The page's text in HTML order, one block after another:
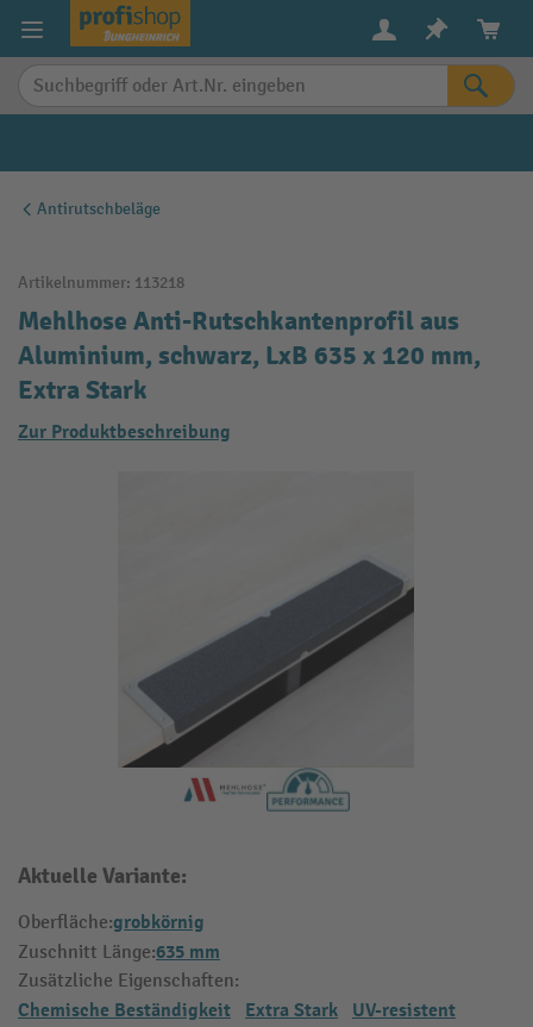
springen
Antirutschbeläge
Artikelnummer: 113218
Mehlhose Anti-Rutschkantenprofil aus
Aluminium, schwarz, LxB 635 x 120 mm,
Extra Stark
Zur Produktbeschreibung
Aktuelle Variante:
Oberfläche:grobkörnig
Zuschnitt Länge:635 mm
Zusätzliche Eigenschaften:
Chemische Beständigkeit Extra Stark
UV-resistent